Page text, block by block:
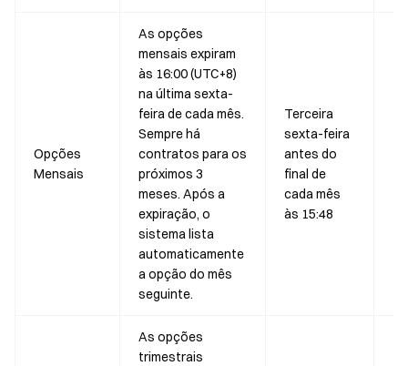
Opções
Mensais
As opções
mensais expiram
às 16:00 (UTC+8)
na última sexta-
feira de cada mês.
Sempre há
contratos para os
próximos 3
meses. Após a
expiração, o
sistema lista
automaticamente
a opção do mês
seguinte.
Terceira
sexta-feira
antes do
final de
cada mês
às 15:48
As opções
trimestrais